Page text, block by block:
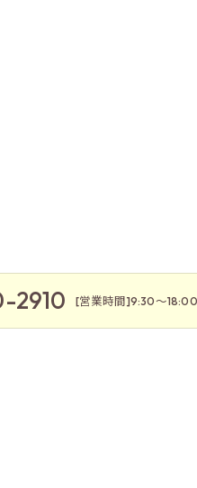
2910 [営業時間]9:30～